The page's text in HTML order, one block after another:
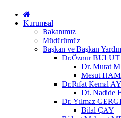
Kurumsal
Bakanımız
Müdürümüz
Başkan ve Başkan
Dr.Öznur
Dr. Murat
Mesut
Dr.Rıfat Kemal
Dt. Nadide
Dr. Yılmaz
Bilal ÇAY